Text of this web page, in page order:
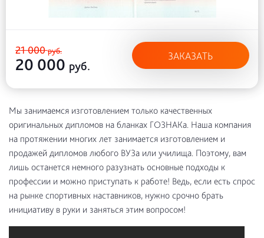
21 000руб.
20 000 руб.
ЗАКАЗАТЬ
Мы занимаемся изготовлением только качественных
оригинальных дипломов на бланках ГОЗНАКа. Наша компания
на протяжении многих лет занимается изготовлением и
продажей дипломов любого ВУЗа или училища. Поэтому, вам
лишь останется немного разузнать основные подходы к
профессии и можно приступать к работе! Ведь, если есть спрос
на рынке спортивных наставников, нужно срочно брать
инициативу в руки и заняться этим вопросом!